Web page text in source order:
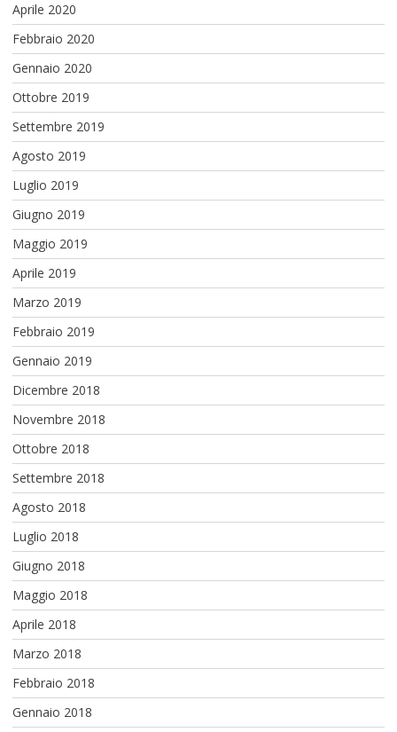
Aprile 2020
Febbraio 2020
Gennaio 2020
Ottobre 2019
Settembre 2019
Agosto 2019
Luglio 2019
Giugno 2019
Maggio 2019
Aprile 2019
Marzo 2019
Febbraio 2019
Gennaio 2019
Dicembre 2018
Novembre 2018
Ottobre 2018
Settembre 2018
Agosto 2018
Luglio 2018
Giugno 2018
Maggio 2018
Aprile 2018
Marzo 2018
Febbraio 2018
Gennaio 2018